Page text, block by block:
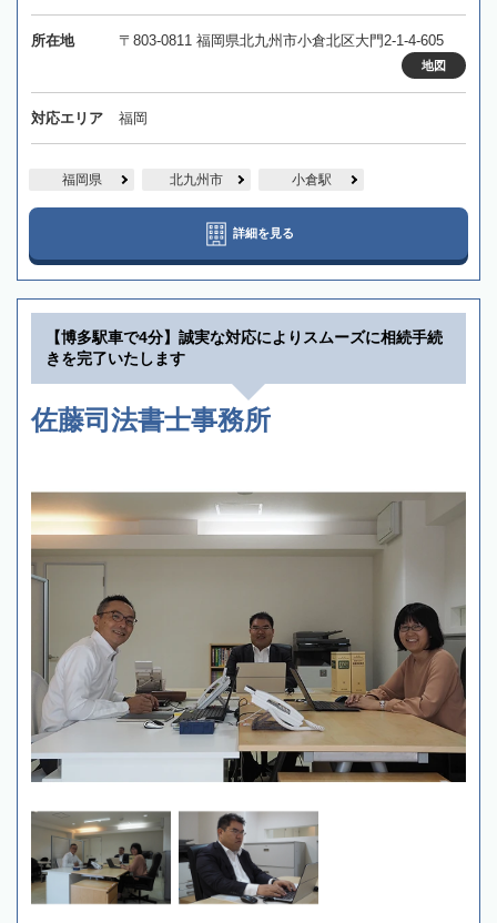
所在地 〒803-0811 福岡県北九州市小倉北区大門2-1-4-605
地図
対応エリア 福岡
福岡県 北九州市 小倉駅
詳細を見る
【博多駅車で4分】誠実な対応によりスムーズに相続手続
きを完了いたします
佐藤司法書士事務所